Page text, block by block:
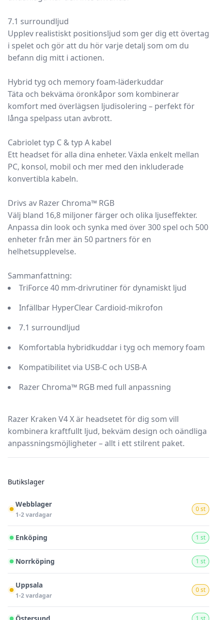
7.1 surroundljud
Upplev realistiskt positionsljud som ger dig ett övertag
i spelet och gör att du hör varje detalj som om du
befann dig mitt i actionen.
Hybrid tyg och memory foam-läderkuddar
Täta och bekväma öronkåpor som kombinerar
komfort med överlägsen ljudisolering – perfekt för
långa spelpass utan avbrott.
Cabriolet typ C & typ A kabel
Ett headset för alla dina enheter. Växla enkelt mellan
PC, konsol, mobil och mer med den inkluderade
konvertibla kabeln.
Drivs av Razer Chroma™ RGB
Välj bland 16,8 miljoner färger och olika ljuseffekter.
Anpassa din look och synka med över 300 spel och 500
enheter från mer än 50 partners för en
helhetsupplevelse.
Sammanfattning:
TriForce 40 mm-drivrutiner för dynamiskt ljud
Infällbar HyperClear Cardioid-mikrofon
7.1 surroundljud
Komfortabla hybridkuddar i tyg och memory foam
Kompatibilitet via USB-C och USB-A
Razer Chroma™ RGB med full anpassning
Razer Kraken V4 X är headsetet för dig som vill
kombinera kraftfullt ljud, bekväm design och oändliga
anpassningsmöjligheter – allt i ett stilrent paket.
Butikslager
Webblager
1-2 vardagar
0 st
Enköping 1 st
Norrköping 1 st
Uppsala
1-2 vardagar
0 st
1 st